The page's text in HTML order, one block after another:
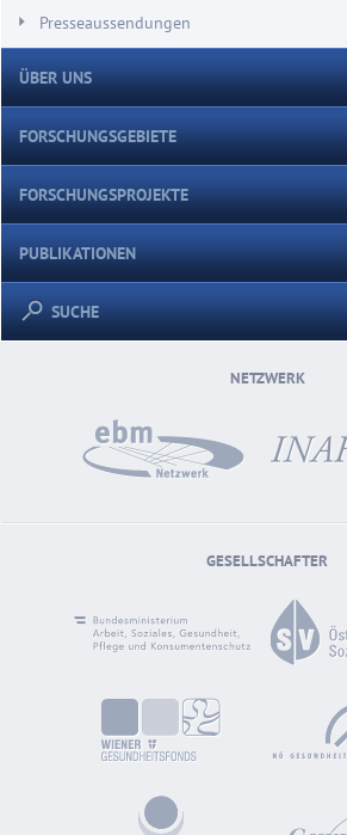
Presseaussendungen
ÜBER UNS
FORSCHUNGSGEBIETE
FORSCHUNGSPROJEKTE
PUBLIKATIONEN
SUCHE
NETZWERK
GESELLSCHAFTER